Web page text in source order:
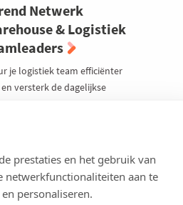
prestaties en het gebruik van
netwerkfunctionaliteiten aan te
personaliseren.
Netwerk
& Logistiek
je logistiek team efficiënter
versterk de dagelijkse